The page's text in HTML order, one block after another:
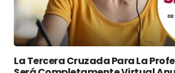
La Tercera Cruzada Para La